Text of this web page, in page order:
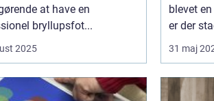
at have en
bryllupsfot...
2025
blevet
er der
31 maj